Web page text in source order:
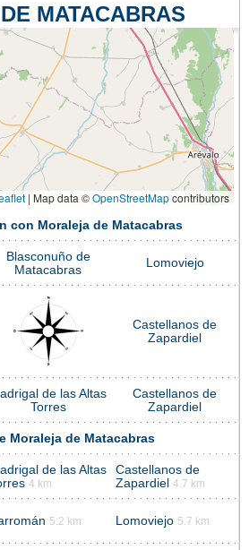
MATACABRAS
| Map data ©OpenStreetMapcontributors
con Moraleja de Matacabras
Blasconuño de
Matacabras
Lomoviejo
Castellanos de
Zapardiel
de las Altas
Torres
Castellanos de
Zapardiel
Moraleja de Matacabras
de las Altas
4 km
Castellanos de
Zapardiel 4.7 km
5.2 km Lomoviejo 5.7 km